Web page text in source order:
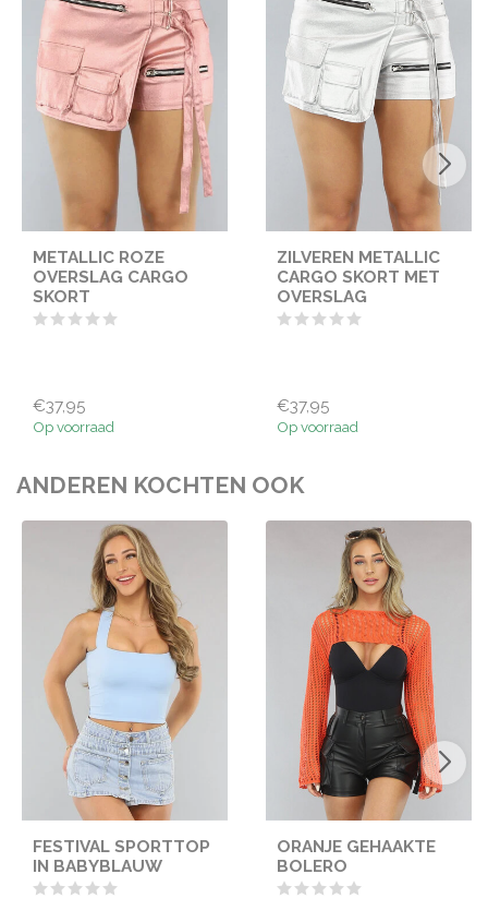
METALLIC ROZE
OVERSLAG CARGO
SKORT
€37,95
Op voorraad
ZILVEREN METALLIC
CARGO SKORT MET
OVERSLAG
€37,95
Op voorraad
ANDEREN KOCHTEN OOK
FESTIVAL SPORTTOP
IN BABYBLAUW
ORANJE GEHAAKTE
BOLERO